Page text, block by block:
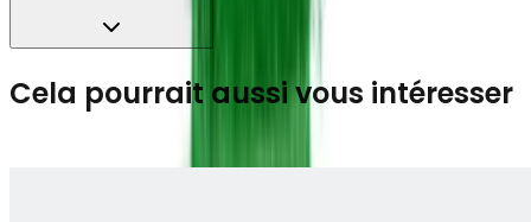
Cela pourrait aussi vous intéresser